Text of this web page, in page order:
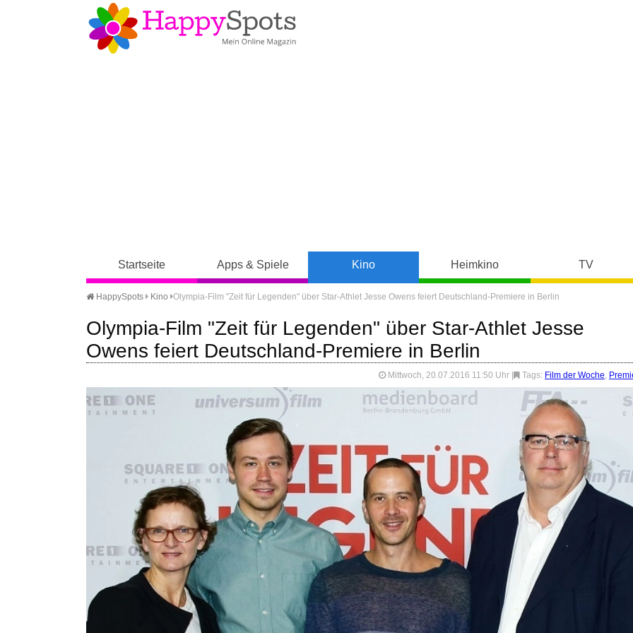
Startseite Apps & Spiele Kino Heimkino TV
HappySpots Kino Olympia-Film "Zeit für Legenden" über Star-Athlet Jesse Owens feiert Deutschland-Premiere in Berlin
Olympia-Film "Zeit für Legenden" über Star-Athlet Jesse
Owens feiert Deutschland-Premiere in Berlin
Mittwoch, 20.07.2016 11:50 Uhr Tags: Film der Woche,